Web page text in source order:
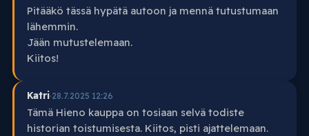
Pitääkö tässä hypätä autoon ja mennä tutustumaan
lähemmin.
Jään mutustelemaan.
Kiitos!
Katri·28.7.2025 12:26
Tämä Hieno kauppa on tosiaan selvä todiste
historian toistumisesta. Kiitos, pisti ajattelemaan.